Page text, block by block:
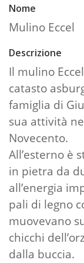
Nome
Mulino Eccel
Descrizione
Il mulino
catasto
famiglia di
sua attività
Novecento.
All’esterno è
in pietra da
all’energia
pali di legno
muovevano
chicchi
dalla buccia.